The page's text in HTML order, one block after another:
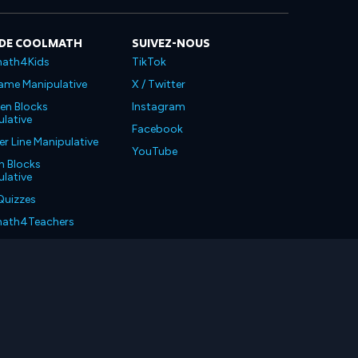
COOLMATH
Manipulative
Blocks
Line Manipulative
Blocks
SUIVEZ-NOUS
TikTok
X / Twitter
Instagram
Facebook
YouTube